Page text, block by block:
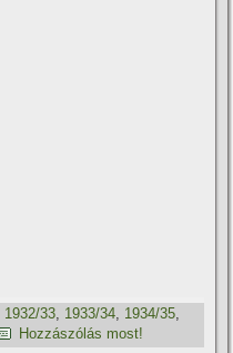
1932/33, 1933/34, 1934/35,
Hozzászólás most!